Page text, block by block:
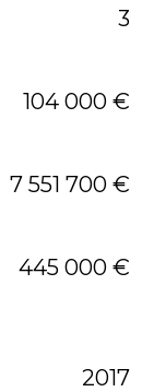
3
104 000 €
7 551 700 €
445 000 €
2017